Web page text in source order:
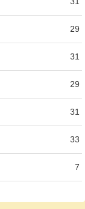
29
31
29
31
33
7